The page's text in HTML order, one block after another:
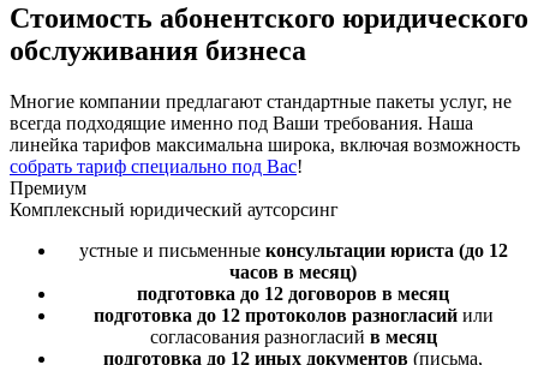
Стоимость абонентского юридического
обслуживания бизнеса
Многие компании предлагают стандартные пакеты услуг, не
всегда подходящие именно под Ваши требования. Наша
линейка тарифов максимальна широка, включая возможность
собрать тариф специально под Вас!
Премиум
Комплексный юридический аутсорсинг
устные и письменные консультации юриста (до 12
часов в месяц)
подготовка до 12 договоров в месяц
подготовка до 12 протоколов разногласийили
согласования разногласий в месяц
подготовка до 12 иных документов (письма,